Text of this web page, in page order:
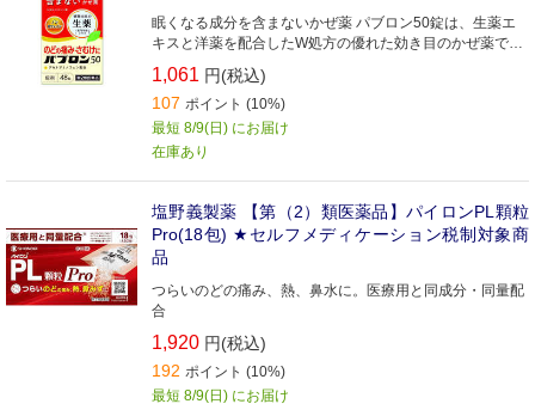
眠くなる成分を含まないかぜ薬 パブロン50錠は、生薬エ
キスと洋薬を配合したW処方の優れた効き目のかぜ薬です
傷んだのど粘膜を修復・潤してたんを除く「麦門冬湯乾燥
エキス」、のどの痛みを和らげ熱を下げるアセトアミノフ
ェン、たんを出しやすくするグアヤコールスルホン酸カリ
ウムを配合したかぜ薬です
1,061 円(税込)
107 ポイント (10%)
最短 8/9(日) にお届け
在庫あり
塩野義製薬 【第（2）類医薬品】パイロンPL顆粒
Pro(18包) ★セルフメディケーション税制対象商
品
つらいのどの痛み、熱、鼻水に。医療用と同成分・同量配
合
1,920 円(税込)
192 ポイント (10%)
最短 8/9(日) にお届け